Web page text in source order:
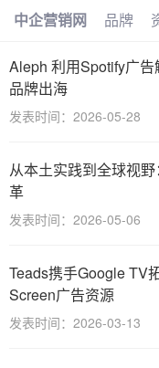
首页 品
实战
创业
智能
中企营销网 品牌
Aleph 利用Spotify广
品牌出海
发表时间：2026-05-28
从本土实践到全球视
革
发表时间：2026-05-06
Teads携手Google TV
Screen广告资源
发表时间：2026-03-13